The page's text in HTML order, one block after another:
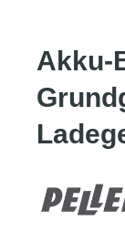
Akku-